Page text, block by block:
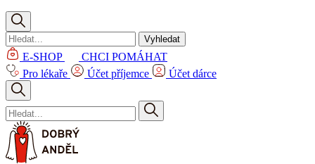
Vyhledat
E-SHOP
CHCI POMÁHAT
Pro lékaře
Účet příjemce Účet dárce